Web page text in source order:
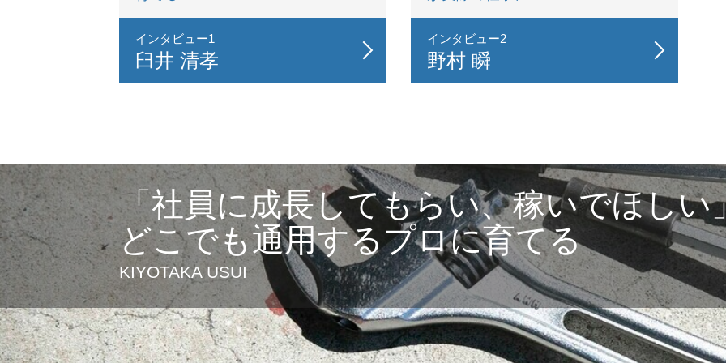
インタビュー1
臼井 清孝
インタビュー2
野村 瞬
「社員に成長してもらい、稼いでほしい
どこでも通用するプロに育てる
KIYOTAKA USUI